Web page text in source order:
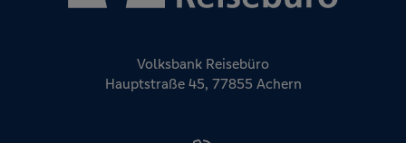
Volksbank Reisebüro
Hauptstraße 45, 77855 Achern